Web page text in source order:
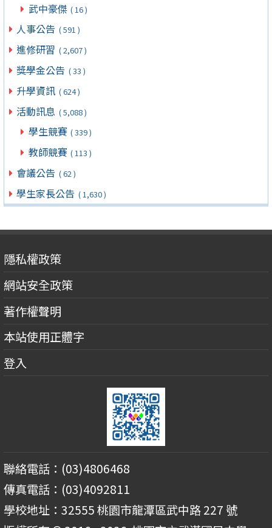
武中豪傑 ( 16 )
人事公告 ( 591 )
進修研習 ( 2,607 )
獎學金公告 ( 33 )
升學資訊 ( 624 )
活動訊息 ( 5,088 )
學生競賽 ( 339 )
教師競賽 ( 113 )
會議公告 ( 62 )
學生家長公告 ( 1,630 )
隱私權政策
網站安全政策
著作權聲明
本站使用正體字
登入
聯絡電話：(03)4806468
傳真電話：(03)4092811
學校地址：32555 桃園市龍潭區武中路 227 號